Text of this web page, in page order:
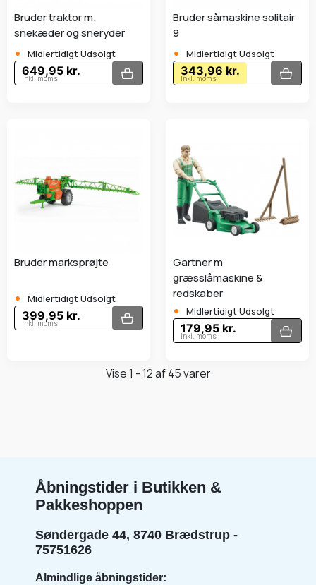
Bruder traktor m.
snekæder og sneryder
• Midlertidigt Udsolgt
649,95 kr.
Inkl. moms
Bruder såmaskine solitair
9
• Midlertidigt Udsolgt
343,96 kr.
Inkl. moms
Bruder marksprøjte
• Midlertidigt Udsolgt
399,95 kr.
Inkl. moms
Gartner m
græsslåmaskine &
redskaber
• Midlertidigt Udsolgt
179,95 kr.
Inkl. moms
Vise 1 - 12 af 45 varer
Åbningstider i Butikken &
Pakkeshoppen
Søndergade 44, 8740 Brædstrup -
75751626
Almindlige åbningstider: